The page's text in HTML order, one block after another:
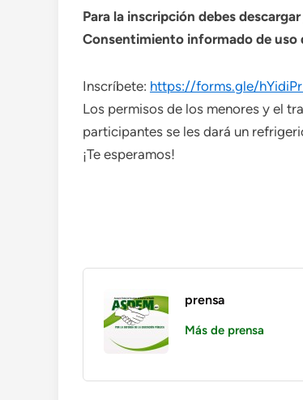
Para la inscripción debes
Consentimiento informado de uso
Inscríbete: https://forms.gle/
Los permisos de los menores y el
participantes se les dará un
¡Te esperamos!
prensa
Más de prensa